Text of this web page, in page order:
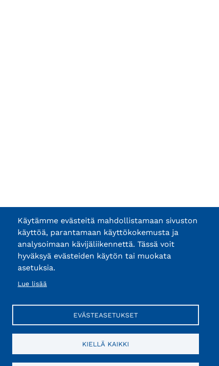
Käytämme evästeitä mahdollistamaan sivuston
käyttöä, parantamaan käyttökokemusta ja
analysoimaan kävijäliikennettä. Tässä voit
hyväksyä evästeiden käytön tai muokata
asetuksia.
Lue lisää
EVÄSTEASETUKSET
KIELLÄ KAIKKI